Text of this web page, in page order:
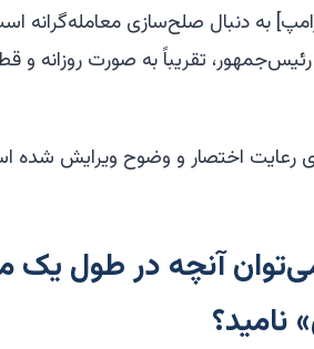
به دنبال صلح‌سازی
تقریباً به صورت روزانه و
رعایت اختصار و وضوح ویرایش شده
آنچه در طول یک